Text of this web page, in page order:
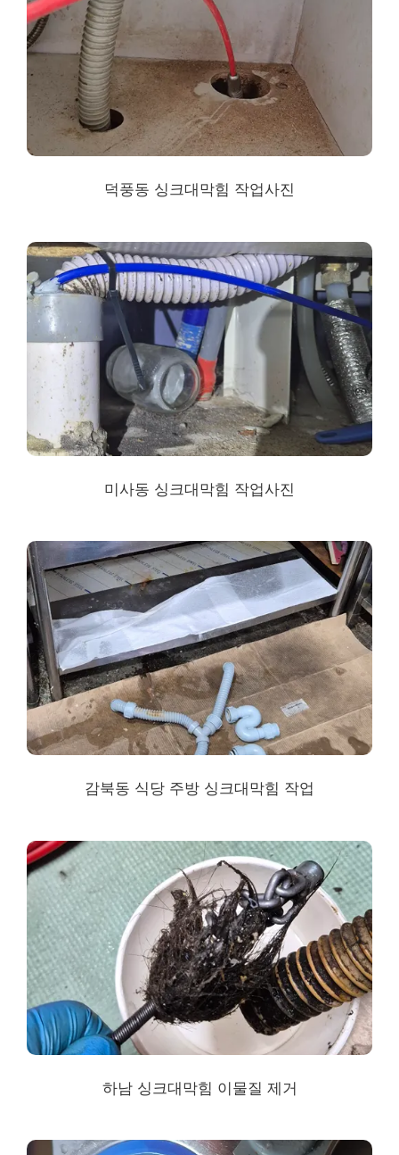
덕풍동 싱크대막힘 작업사진
미사동 싱크대막힘 작업사진
감북동 식당 주방 싱크대막힘 작업
하남 싱크대막힘 이물질 제거